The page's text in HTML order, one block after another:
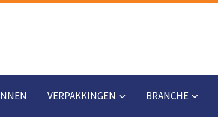
VERPAKKINGEN BRANCHE